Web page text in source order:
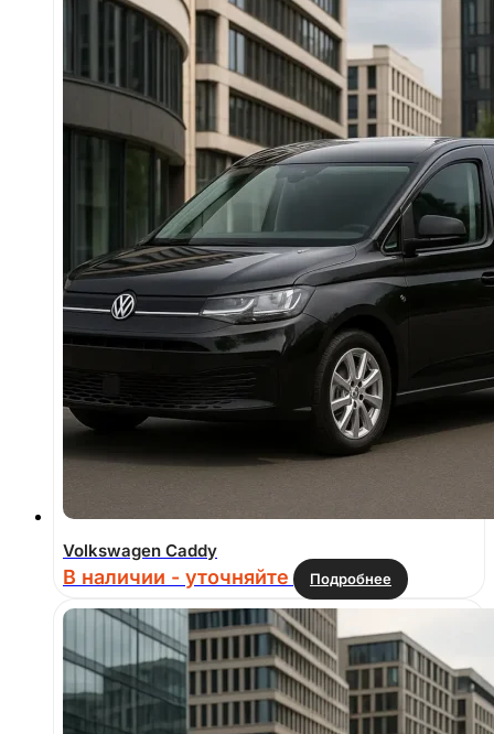
Volkswagen Caddy
В наличии - уточняйте Подробнее